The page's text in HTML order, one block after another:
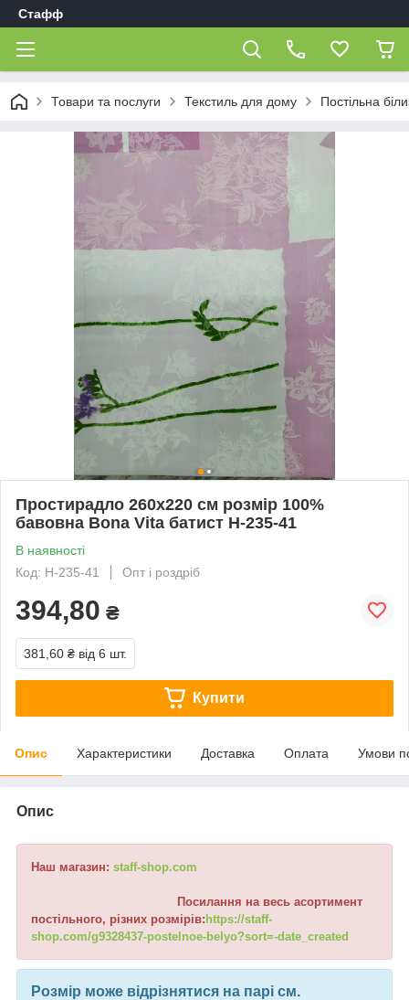
Стафф
Товари та послуги Текстиль для дому Постільна
Простирадло 260х220 см розмір 100%
бавовна Bona Vita батист Н-235-41
В наявності
Код: Н-235-41
Опт і роздріб
394,80 ₴
381,60 ₴ від 6 шт.
Купити
Опис Характеристики Доставка Оплата Умови
Опис
Наш магазин: staff-shop.com
Посилання на весь асортимент
постільного, різних розмірів: https://staff-
shop.com/g9328437-postelnoe-belyo?sort=-date_created
Розмір може відрізнятися на парі см.